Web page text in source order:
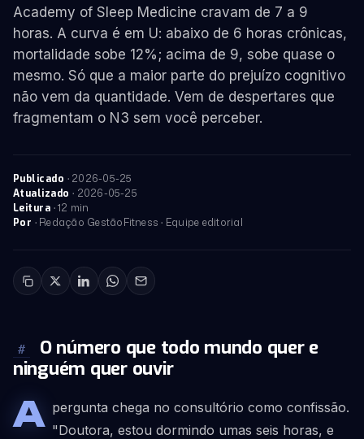
Academy of Sleep Medicine cravam de 7 a 9
horas. A curva é em U: abaixo de 6 horas crônicas,
mortalidade sobe 12%; acima de 9, sobe quase o
mesmo. Só que a maior parte do prejuízo cognitivo
não vem da quantidade. Vem de despertares que
fragmentam o N3 sem você perceber.
Publicado · 2026-05-25
Atualizado · 2026-05-25
Leitura · 12 min
Por · Redação GestãoFitness · Equipe editorial
#
O número que todo mundo quer e
ninguém quer ouvir
A pergunta chega no consultório como confissão.
"Doutora, estou dormindo umas seis horas, e